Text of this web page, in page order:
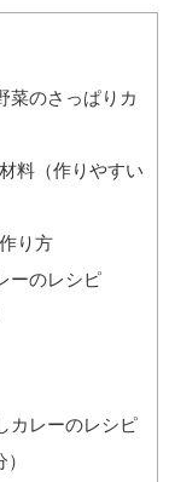
菜のさっぱりカ
料（作りやすい
り方
ーのレシピ
カレーのレシピ